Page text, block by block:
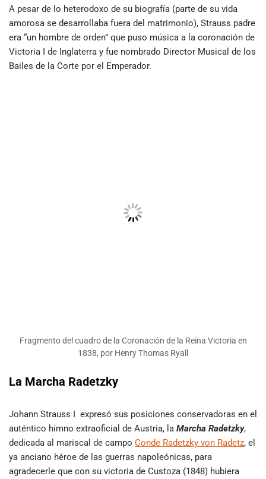
A pesar de lo heterodoxo de su biografía (parte de su vida
amorosa se desarrollaba fuera del matrimonio), Strauss padre
era “un hombre de orden” que puso música a la coronación de
Victoria I de Inglaterra y fue nombrado Director Musical de los
Bailes de la Corte por el Emperador.
Fragmento del cuadro de la Coronación de la Reina Victoria en
1838, por Henry Thomas Ryall
La Marcha Radetzky
Johann Strauss I expresó sus posiciones conservadoras en el
auténtico himno extraoficial de Austria, la Marcha Radetzky,
dedicada al mariscal de campo Conde Radetzky von Radetz, el
ya anciano héroe de las guerras napoleónicas, para
agradecerle que con su victoria de Custoza (1848) hubiera